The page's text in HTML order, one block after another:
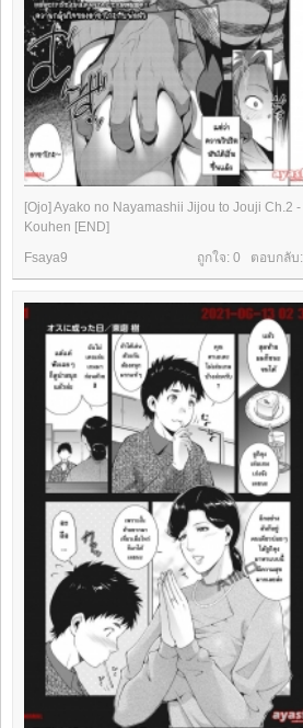
[Ojo] Ayako no Nayamashii Jijou to Jouji Ch.2 -
Kouhen [END]
ถูกใจ: 0 ตอบกลับ:
Fsaya9